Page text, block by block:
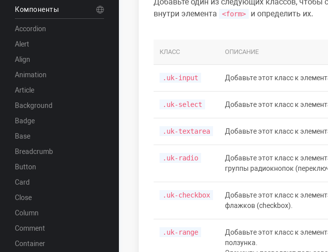
Компоненты
Accordion
Alert
Align
Animation
Article
Background
Badge
Base
Breadcrumb
Button
Card
Close
Column
Comment
Container
внутри элемента
<form> и определить их.
КЛАСС ОПИСАНИЕ
.uk-input Добавьте этот класс к
.uk-select Добавьте этот класс к
.uk-textarea Добавьте этот класс к
.uk-radio Добавьте этот класс к
группы радиокнопок
.uk-checkbox Добавьте этот класс к
флажков (checkbox).
.uk-range Добавьте этот класс к
ползунка.